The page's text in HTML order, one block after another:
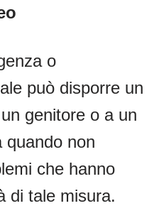
o
può disporre un
genitore o a un
quando non
che hanno
di tale misura.